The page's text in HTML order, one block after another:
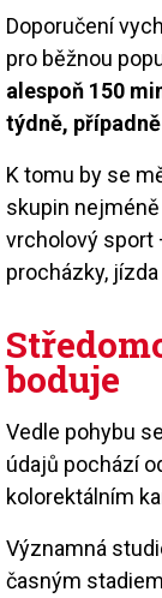
Doporučení
pro běžnou
alespoň 150
týdně,
K tomu by se
skupin
vrcholový sport
procházky,
boduje
Vedle pohybu
údajů pochází
kolorektálním
Významná
časným